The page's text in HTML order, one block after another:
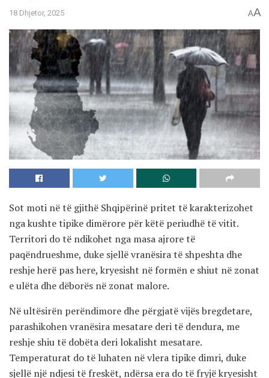
18 Dhjetor, 2025 AA
Sot moti në të gjithë Shqipërinë pritet të karakterizohet
nga kushte tipike dimërore për këtë periudhë të vitit.
Territori do të ndikohet nga masa ajrore të
paqëndrueshme, duke sjellë vranësira të shpeshta dhe
reshje herë pas here, kryesisht në formën e shiut në zonat
e ulëta dhe dëborës në zonat malore.
Në ultësirën perëndimore dhe përgjatë vijës bregdetare,
parashikohen vranësira mesatare deri të dendura, me
reshje shiu të dobëta deri lokalisht mesatare.
Temperaturat do të luhaten në vlera tipike dimri, duke
sjellë një ndjesi të freskët, ndërsa era do të fryjë kryesisht